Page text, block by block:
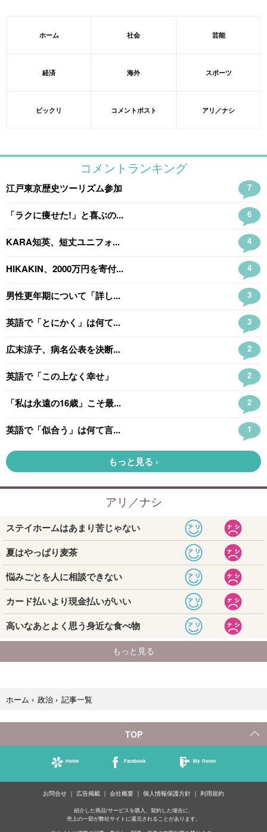
ホーム 社会 芸能
経済 海外 スポーツ
ビックリ コメントポスト アリ／ナシ
ホーム › 政治 › 記事一覧
TOP
Home Facebook My Room
お問合せ 広告掲載 会社概要 個人情報保護方針 利用規約
紹介した商品/サービスを購入、契約した場合に、
売上の一部が弊社サイトに還元されることがあります。